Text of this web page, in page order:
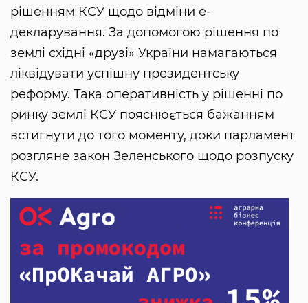
рішенням КСУ щодо відміни е-
декларування. За допомогою рішення по
землі східні «друзі» України намагаються
ліквідувати успішну президентську
реформу. Така оперативність у рішенні по
ринку землі КСУ пояснюється бажанням
встигнути до того моменту, доки парламент
розгляне закон Зеленського щодо розпуску
КСУ.